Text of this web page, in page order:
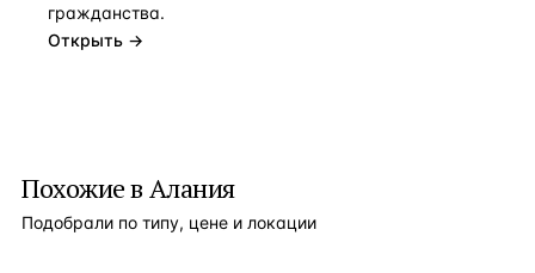
гражданства.
Открыть →
Похожие в Алания
Подобрали по типу, цене и локации